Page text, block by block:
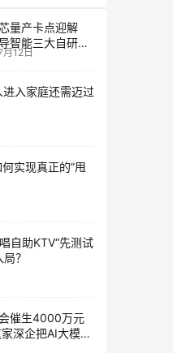
量产卡点迎解
智能三大自研技
尺寸制芯难题
12日
入家庭还需迈过
实现真正的”甩
自助KTV“先测试
？
催生4000万元
深企把AI大模型